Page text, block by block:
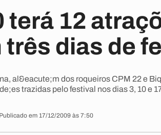
terá 12
três dias de
al&eacute;m dos roqueiros CPM 22 e
trazidas pelo festival nos dias 3, 10 e
Publicado em 17/12/2009 às 7:50